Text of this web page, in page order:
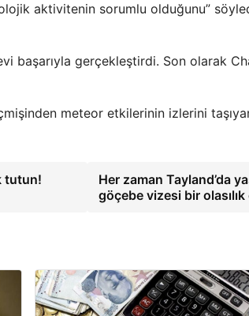
aktivitenin sorumlu olduğunu”
başarıyla gerçekleştirdi. Son olarak
meteor etkilerinin izlerini
tutun!
Her zaman Tayland’da
göçebe vizesi bir